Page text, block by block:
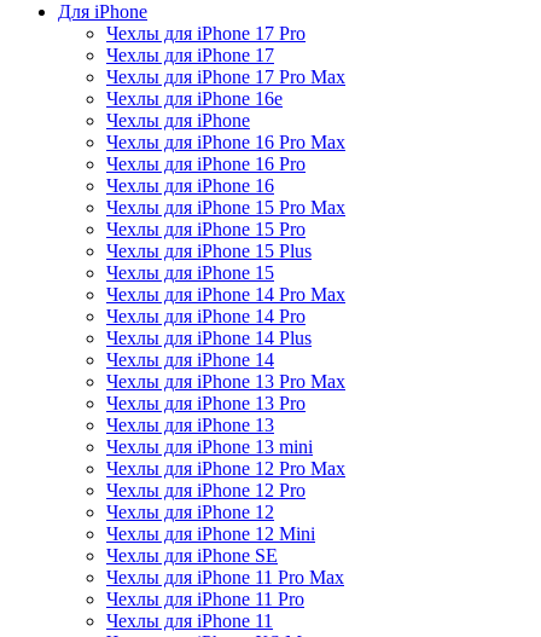
Для iPhone
Чехлы для iPhone 17 Pro
Чехлы для iPhone 17
Чехлы для iPhone 17 Pro Max
Чехлы для iPhone 16e
Чехлы для iPhone
Чехлы для iPhone 16 Pro Max
Чехлы для iPhone 16 Pro
Чехлы для iPhone 16
Чехлы для iPhone 15 Pro Max
Чехлы для iPhone 15 Pro
Чехлы для iPhone 15 Plus
Чехлы для iPhone 15
Чехлы для iPhone 14 Pro Max
Чехлы для iPhone 14 Pro
Чехлы для iPhone 14 Plus
Чехлы для iPhone 14
Чехлы для iPhone 13 Pro Max
Чехлы для iPhone 13 Pro
Чехлы для iPhone 13
Чехлы для iPhone 13 mini
Чехлы для iPhone 12 Pro Max
Чехлы для iPhone 12 Pro
Чехлы для iPhone 12
Чехлы для iPhone 12 Mini
Чехлы для iPhone SE
Чехлы для iPhone 11 Pro Max
Чехлы для iPhone 11 Pro
Чехлы для iPhone 11